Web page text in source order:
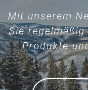
Mit unserem
Sie
Produkte